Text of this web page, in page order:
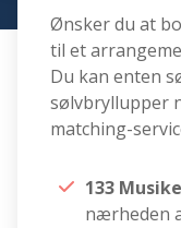
Ønsker du at
til et
Du kan enten
sølvbryllupper
matching-
133
nærheden